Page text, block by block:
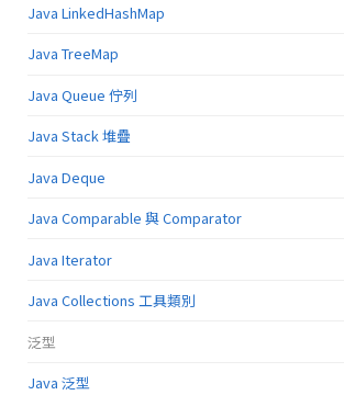
Java LinkedHashMap
Java TreeMap
Java Queue 佇列
Java Stack 堆疊
Java Deque
Java Comparable 與 Comparator
Java Iterator
Java Collections 工具類別
泛型
Java 泛型